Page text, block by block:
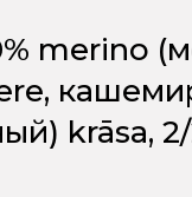
merino
krāsa,